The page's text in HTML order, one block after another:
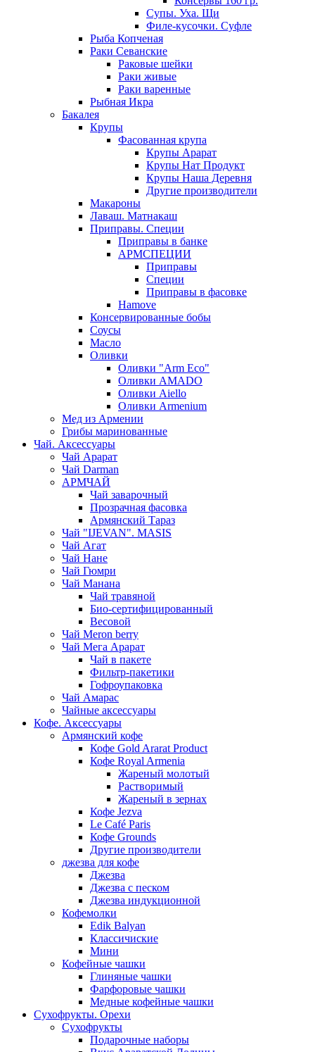
Супы. Уха. Щи
Филе-кусочки. Суфле
Рыба Копченая
Раки Севанские
Раковые шейки
Раки живые
Раки варенные
Рыбная Икра
Бакалея
Крупы
Фасованная крупа
Крупы Арарат
Крупы Нат Продукт
Крупы Наша Деревня
Другие производители
Макароны
Лаваш. Матнакаш
Приправы. Специи
Приправы в банке
АРМСПЕЦИИ
Приправы
Специи
Приправы в фасовке
Hamove
Консервированные бобы
Соусы
Масло
Оливки
Оливки "Arm Eco"
Оливки AMADO
Оливки Aiello
Оливки Armenium
Мед из Армении
Грибы маринованные
Чай. Аксессуары
Чай Арарат
Чай Darman
АРМЧАЙ
Чай заварочный
Прозрачная фасовка
Армянский Тараз
Чай "IJEVAN". MASIS
Чай Агат
Чай Нане
Чай Гюмри
Чай Манана
Чай травяной
Био-сертифицированный
Весовой
Чай Meron berry
Чай Мега Арарат
Чай в пакете
Фильтр-пакетики
Гофроупаковка
Чай Амарас
Чайные аксессуары
Кофе. Аксессуары
Армянский кофе
Кофе Gold Ararat Product
Кофе Royal Armenia
Жареный молотый
Растворимый
Жареный в зернах
Кофе Jezva
Le Café Paris
Кофе Grounds
Другие производители
джезва для кофе
Джезва
Джезва с песком
Джезва индукционной
Кофемолки
Edik Balyan
Классичиские
Мини
Кофейные чашки
Глиняные чашки
Фарфоровые чашки
Медные кофейные чашки
Сухофрукты. Орехи
Сухофрукты
Подарочные наборы